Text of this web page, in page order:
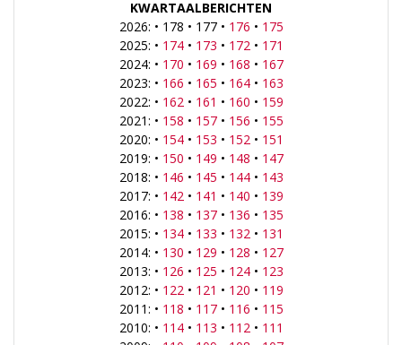
KWARTAALBERICHTEN
2026: • 178 • 177 • 176 • 175
2025: • 174• 173 • 172 • 171
2024: • 170 • 169 • 168 • 167
2023: • 166 • 165 • 164• 163
2022: • 162 • 161 • 160 • 159
2021: • 158 • 157• 156 • 155
2020: • 154• 153 • 152 • 151
2019: • 150 • 149 • 148 • 147
2018: • 146 • 145 • 144• 143
2017: • 142 • 141 • 140 • 139
2016: • 138 • 137• 136 • 135
2015: • 134• 133 • 132 • 131
2014: • 130 • 129 • 128 • 127
2013: • 126 • 125 • 124• 123
2012: • 122 • 121 • 120 • 119
2011: • 118 • 117• 116 • 115
2010: • 114• 113 • 112 • 111